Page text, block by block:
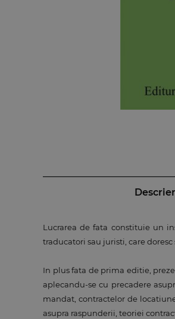
Lucrarea de fata constituie un
traducatori sau juristi, care
In plus fata de prima editie,
aplecandu-se cu precadere
mandat, contractelor de
asupra raspunderii, teoriei